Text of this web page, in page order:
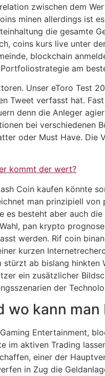
zwischen dem
minen allerdings ist
die gesamte
coins kurs live unter
blockchain
am
Unser eToro Test
Tweet verfasst hat.
denn die Anleger
bei verschiedenen
oder Must Have. Die
kommt der wert?
Coin kaufen könnte
man prinzipiell
es besteht aber auch
pan krypto
werden. Rif coin
kurzen
ab bislang
ein zusätzlicher
der
wo kann
Entertainment,
im aktiven Trading
einer der
in Zug die